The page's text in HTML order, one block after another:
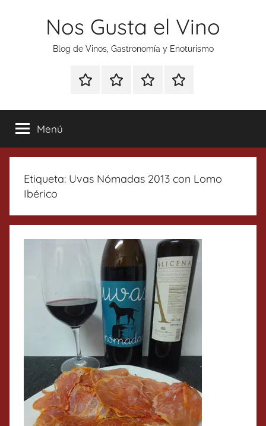
Nos Gusta el Vino
Blog de Vinos, Gastronomía y Enoturismo
Especial
Tonics
Enoturismo
Gastronomía
RankingContacto
Menú
Etiqueta: Uvas Nómadas 2013 con Lomo
Ibérico